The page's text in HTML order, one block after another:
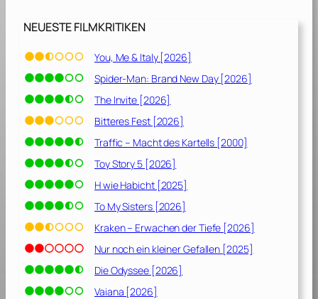
e
m
i
s
d
r
v
e
r
l
o
r
e
n
e
NEUESTE FILMKRITIKEN
You, Me & Italy [2026]
Spider-Man: Brand New Day [2026]
The Invite [2026]
Bitteres Fest [2026]
Traffic – Macht des Kartells [2000]
Toy Story 5 [2026]
H wie Habicht [2025]
To My Sisters [2026]
Kraken – Erwachen der Tiefe [2026]
Nur noch ein kleiner Gefallen [2025]
Die Odyssee [2026]
Vaiana [2026]